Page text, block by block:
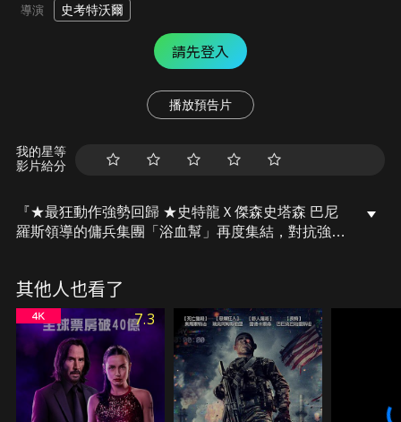
導演 史考特沃爾
請先登入
播放預告片
我的星等
影片給分
『★最狂動作強勢回歸 ★史特龍Ｘ傑森史塔森 巴尼
羅斯領導的傭兵集團「浴血幫」再度集結，對抗強大
場腎上腺素爆表的冒險之旅。除了「浴血幫」的老面
孔席維斯史特龍、傑森史塔森、杜夫朗格、蘭迪寇楚
將再度聚首，這一次，他們還將迎來新成員，這支裝
備精良、有著高超戰鬥技能的傭兵團隊將是守護世界
和平的最後防線。然而，新成員不僅帶來全新團隊風
格和戰術，也將為「新血」一詞帶來全新的定
義……。
其他人也看了
7.3